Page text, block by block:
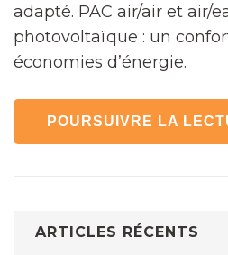
adapté. PAC air/air et air/
photovoltaïque : un
économies d’énergie.
POURSUIVRE LA
ARTICLES RÉCENTS